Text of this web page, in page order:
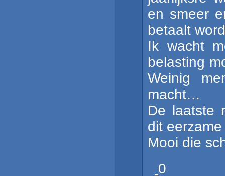
en smeer
betaalt
Ik wacht
belasting
Weinig
macht…
De laatste
dit
Mooi die
0